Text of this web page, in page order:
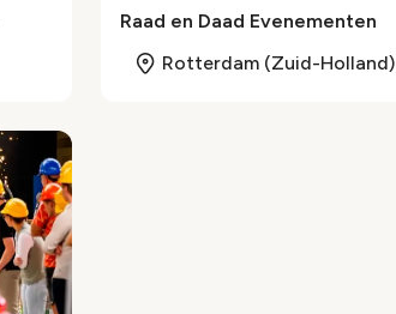
Raad en Daad Evenementen
Rotterdam (Zuid-Holland)